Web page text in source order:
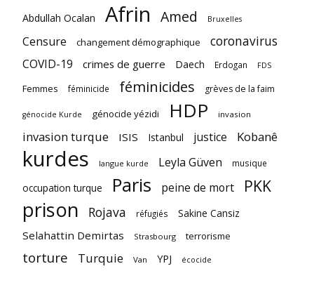
Abdullah Ocalan Afrin Amed Bruxelles
Censure changement démographique coronavirus
COVID-19 crimes de guerre Daech Erdogan FDS
Femmes féminicide féminicides grèves de la faim
génocide Kurde génocide yézidi HDP invasion
invasion turque ISIS Istanbul justice Kobanê
kurdes langue kurde Leyla Güven musique
occupation turque Paris peine de mort PKK
prison Rojava réfugiés Sakine Cansiz
Selahattin Demirtas Strasbourg terrorisme
torture Turquie Van YPJ écocide